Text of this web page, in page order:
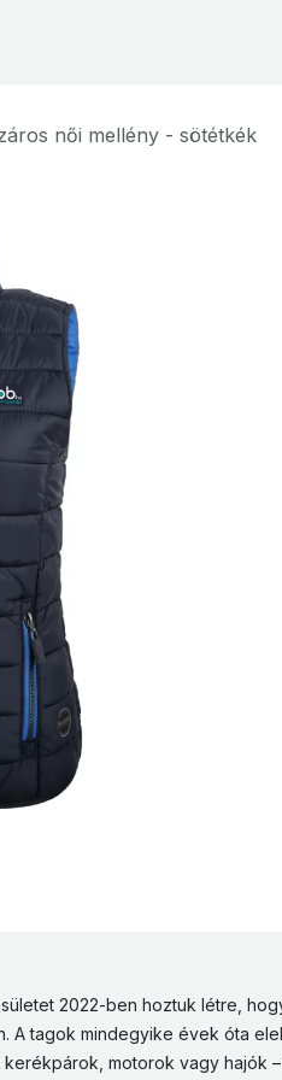
női mellény - sötétkék
2022-ben hoztuk létre,
A tagok mindegyike évek óta
motorok vagy hajók